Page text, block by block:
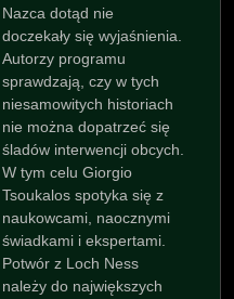
Nazca dotąd nie
doczekały się wyjaśnienia.
Autorzy programu
sprawdzają, czy w tych
niesamowitych historiach
nie można dopatrzeć się
śladów interwencji obcych.
W tym celu Giorgio
Tsoukalos spotyka się z
naukowcami, naocznymi
świadkami i ekspertami.
Potwór z Loch Ness
należy do największych